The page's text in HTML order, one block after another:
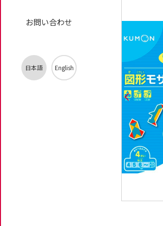
お問い合わせ
日本語 English